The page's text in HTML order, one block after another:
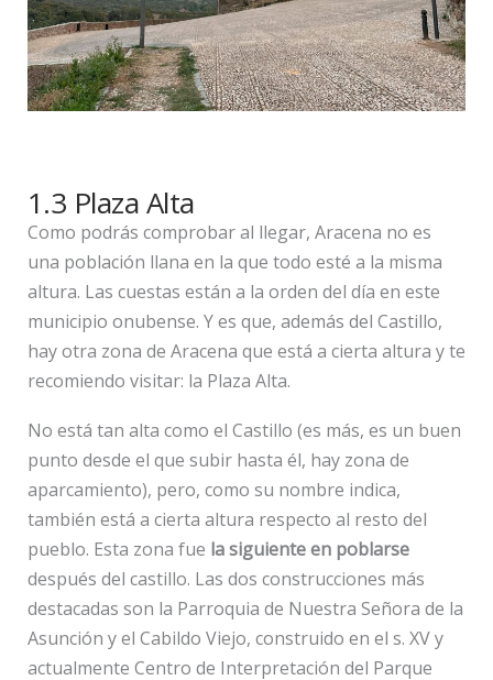
1.3 Plaza Alta
Como podrás comprobar al llegar, Aracena no es
una población llana en la que todo esté a la misma
altura. Las cuestas están a la orden del día en este
municipio onubense. Y es que, además del Castillo,
hay otra zona de Aracena que está a cierta altura y te
recomiendo visitar: la Plaza Alta.
No está tan alta como el Castillo (es más, es un buen
punto desde el que subir hasta él, hay zona de
aparcamiento), pero, como su nombre indica,
también está a cierta altura respecto al resto del
pueblo. Esta zona fue la siguiente en poblarse
después del castillo. Las dos construcciones más
destacadas son la Parroquia de Nuestra Señora de la
Asunción y el Cabildo Viejo, construido en el s. XV y
actualmente Centro de Interpretación del Parque